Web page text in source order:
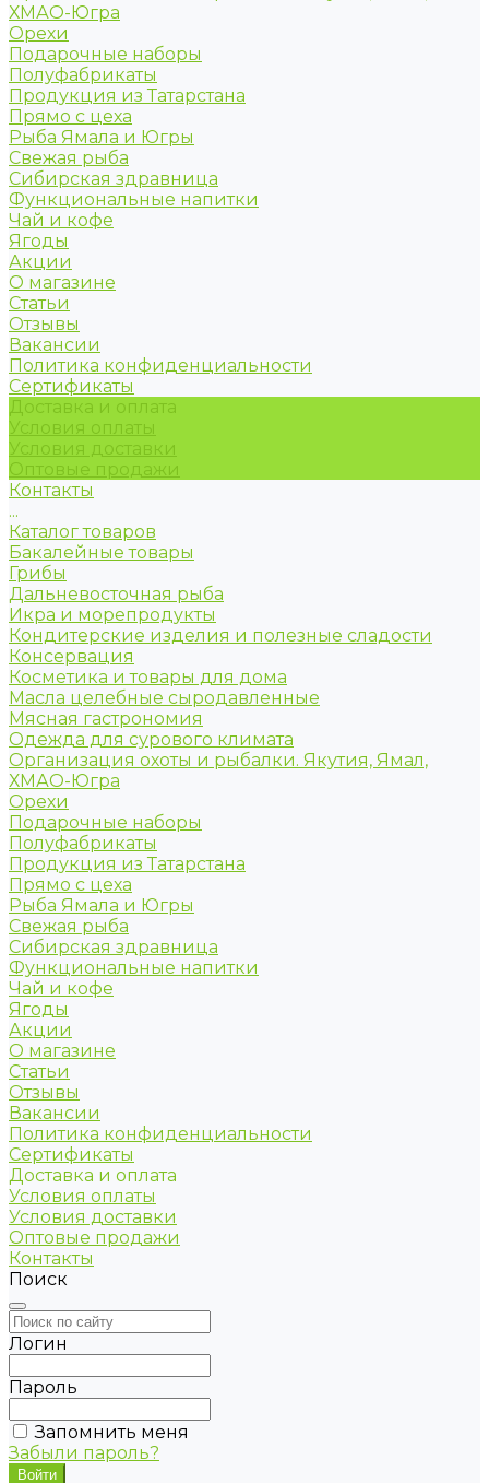
ХМАО-Югра
Орехи
Подарочные наборы
Полуфабрикаты
Продукция из Татарстана
Прямо с цеха
Рыба Ямала и Югры
Свежая рыба
Сибирская здравница
Функциональные напитки
Чай и кофе
Ягоды
Акции
О магазине
Статьи
Отзывы
Вакансии
Политика конфиденциальности
Сертификаты
Доставка и оплата
Условия оплаты
Условия доставки
Оптовые продажи
Контакты
...
Каталог товаров
Бакалейные товары
Грибы
Дальневосточная рыба
Икра и морепродукты
Кондитерские изделия и полезные сладости
Консервация
Косметика и товары для дома
Масла целебные сыродавленные
Мясная гастрономия
Одежда для сурового климата
Организация охоты и рыбалки. Якутия, Ямал,
ХМАО-Югра
Орехи
Подарочные наборы
Полуфабрикаты
Продукция из Татарстана
Прямо с цеха
Рыба Ямала и Югры
Свежая рыба
Сибирская здравница
Функциональные напитки
Чай и кофе
Ягоды
Акции
О магазине
Статьи
Отзывы
Вакансии
Политика конфиденциальности
Сертификаты
Доставка и оплата
Условия оплаты
Условия доставки
Оптовые продажи
Контакты
Поиск
Логин
Пароль
Запомнить меня
Забыли пароль?